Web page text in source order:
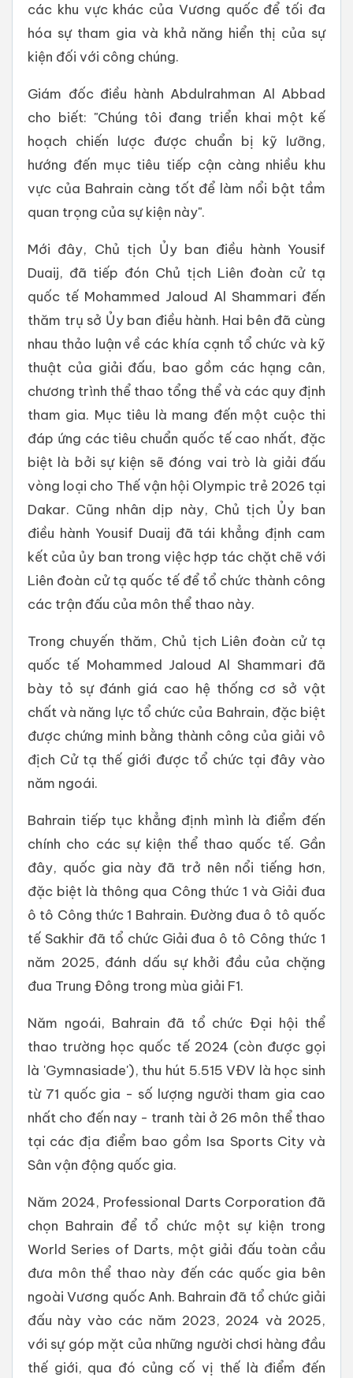
các khu vực khác của Vương quốc để tối đa
hóa sự tham gia và khả năng hiển thị của sự
kiện đối với công chúng.
Giám đốc điều hành Abdulrahman Al Abbad
cho biết: "Chúng tôi đang triển khai một kế
hoạch chiến lược được chuẩn bị kỹ lưỡng,
hướng đến mục tiêu tiếp cận càng nhiều khu
vực của Bahrain càng tốt để làm nổi bật tầm
quan trọng của sự kiện này".
Mới đây, Chủ tịch Ủy ban điều hành Yousif
Duaij, đã tiếp đón Chủ tịch Liên đoàn cử tạ
quốc tế Mohammed Jaloud Al Shammari đến
thăm trụ sở Ủy ban điều hành. Hai bên đã cùng
nhau thảo luận về các khía cạnh tổ chức và kỹ
thuật của giải đấu, bao gồm các hạng cân,
chương trình thể thao tổng thể và các quy định
tham gia. Mục tiêu là mang đến một cuộc thi
đáp ứng các tiêu chuẩn quốc tế cao nhất, đặc
biệt là bởi sự kiện sẽ đóng vai trò là giải đấu
vòng loại cho Thế vận hội Olympic trẻ 2026 tại
Dakar. Cũng nhân dịp này, Chủ tịch Ủy ban
điều hành Yousif Duaij đã tái khẳng định cam
kết của ủy ban trong việc hợp tác chặt chẽ với
Liên đoàn cử tạ quốc tế để tổ chức thành công
các trận đấu của môn thể thao này.
Trong chuyến thăm, Chủ tịch Liên đoàn cử tạ
quốc tế Mohammed Jaloud Al Shammari đã
bày tỏ sự đánh giá cao hệ thống cơ sở vật
chất và năng lực tổ chức của Bahrain, đặc biệt
được chứng minh bằng thành công của giải vô
địch Cử tạ thế giới được tổ chức tại đây vào
năm ngoái.
Bahrain tiếp tục khẳng định mình là điểm đến
chính cho các sự kiện thể thao quốc tế. Gần
đây, quốc gia này đã trở nên nổi tiếng hơn,
đặc biệt là thông qua Công thức 1 và Giải đua
ô tô Công thức 1 Bahrain. Đường đua ô tô quốc
tế Sakhir đã tổ chức Giải đua ô tô Công thức 1
năm 2025, đánh dấu sự khởi đầu của chặng
đua Trung Đông trong mùa giải F1.
Năm ngoái, Bahrain đã tổ chức Đại hội thể
thao trường học quốc tế 2024 (còn được gọi
là 'Gymnasiade'), thu hút 5.515 VĐV là học sinh
từ 71 quốc gia - số lượng người tham gia cao
nhất cho đến nay - tranh tài ở 26 môn thể thao
tại các địa điểm bao gồm Isa Sports City và
Sân vận động quốc gia.
Năm 2024, Professional Darts Corporation đã
chọn Bahrain để tổ chức một sự kiện trong
World Series of Darts, một giải đấu toàn cầu
đưa môn thể thao này đến các quốc gia bên
ngoài Vương quốc Anh. Bahrain đã tổ chức giải
đấu này vào các năm 2023, 2024 và 2025,
với sự góp mặt của những người chơi hàng đầu
thế giới, qua đó củng cố vị thế là điểm đến